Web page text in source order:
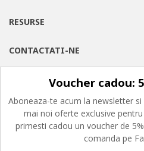
RESURSE
CONTACTATI-NE
Voucher cadou:
Aboneaza-te acum la newsletter
mai noi oferte exclusive
primesti cadou un voucher de
comanda pe